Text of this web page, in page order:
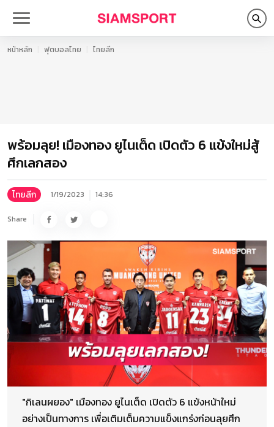
หน้าหลัก ฟุตบอลไทย ไทยลีก
พร้อมลุย! เมืองทอง ยูไนเต็ด เปิดตัว 6 แข้งใหม่สู้
ศึกเลกสอง
ไทยลีก 1/19/2023 14:36
Share
"​กิเลนผยอง" เมืองทอง ยูไนเต็ด เปิดตัว 6 แข้งหน้าใหม่
อย่างเป็นทางการ เพื่อเติมเต็มความแข็งแกร่งก่อนลุยศึก